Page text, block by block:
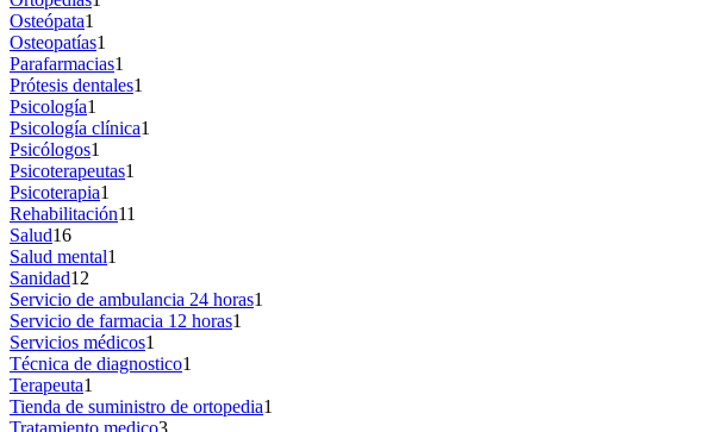
Osteópata1
Osteopatías1
Parafarmacias1
Prótesis dentales1
Psicología1
Psicología clínica1
Psicólogos1
Psicoterapeutas1
Psicoterapia1
Rehabilitación11
Salud16
Salud mental1
Sanidad12
Servicio de ambulancia 24 horas1
Servicio de farmacia 12 horas1
Servicios médicos1
Técnica de diagnostico1
Terapeuta1
Tienda de suministro de ortopedia1
Tratamiento medico3